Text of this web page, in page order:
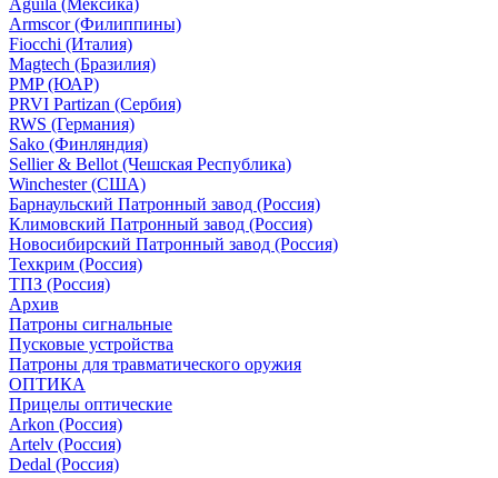
Aguila (Мексика)
Armscor (Филиппины)
Fiocchi (Италия)
Magtech (Бразилия)
PMP (ЮАР)
PRVI Partizan (Сербия)
RWS (Германия)
Sako (Финляндия)
Sellier & Bellot (Чешская Республика)
Winchester (США)
Барнаульский Патронный завод (Россия)
Климовский Патронный завод (Россия)
Новосибирский Патронный завод (Россия)
Техкрим (Россия)
ТПЗ (Россия)
Архив
Патроны сигнальные
Пусковые устройства
Патроны для травматического оружия
ОПТИКА
Прицелы оптические
Arkon (Россия)
Artelv (Россия)
Dedal (Россия)